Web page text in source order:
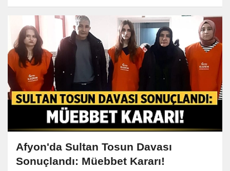
Afyon'da Sultan Tosun Davası
Sonuçlandı: Müebbet Kararı!